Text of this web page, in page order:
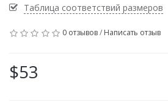
Таблица соответствий размеров
0 отзывов/ Написать отзыв
$53